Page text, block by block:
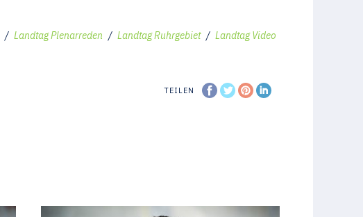
/ Landtag Plenarreden / Landtag Ruhrgebiet / Landtag Video
TEILEN